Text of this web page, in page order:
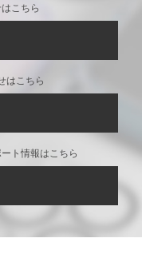
こちら
はこちら
ト情報はこちら